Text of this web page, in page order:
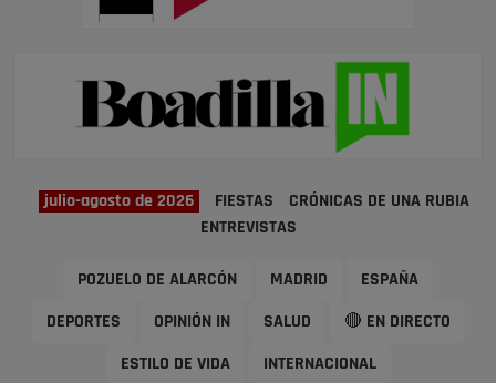
julio-agosto de 2026 FIESTAS
CRÓNICAS DE UNA RUBIA
ENTREVISTAS
POZUELO DE ALARCÓN MADRID ESPAÑA
DEPORTES OPINIÓN IN SALUD 🔴 EN DIRECTO
ESTILO DE VIDA INTERNACIONAL